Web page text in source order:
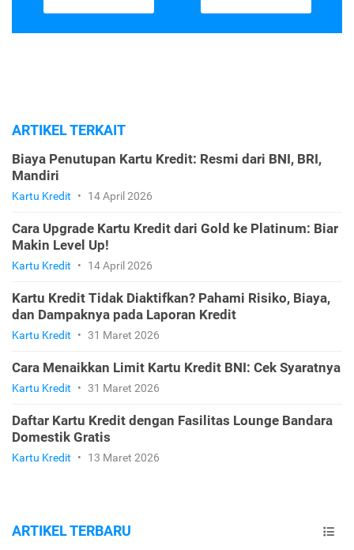
ARTIKEL TERKAIT
Biaya Penutupan Kartu Kredit: Resmi dari BNI, BRI,
Mandiri
Kartu Kredit • 14 April 2026
Cara Upgrade Kartu Kredit dari Gold ke Platinum: Biar
Makin Level Up!
Kartu Kredit • 14 April 2026
Kartu Kredit Tidak Diaktifkan? Pahami Risiko, Biaya,
dan Dampaknya pada Laporan Kredit
Kartu Kredit • 31 Maret 2026
Cara Menaikkan Limit Kartu Kredit BNI: Cek Syaratnya
Kartu Kredit • 31 Maret 2026
Daftar Kartu Kredit dengan Fasilitas Lounge Bandara
Domestik Gratis
Kartu Kredit • 13 Maret 2026
ARTIKEL TERBARU